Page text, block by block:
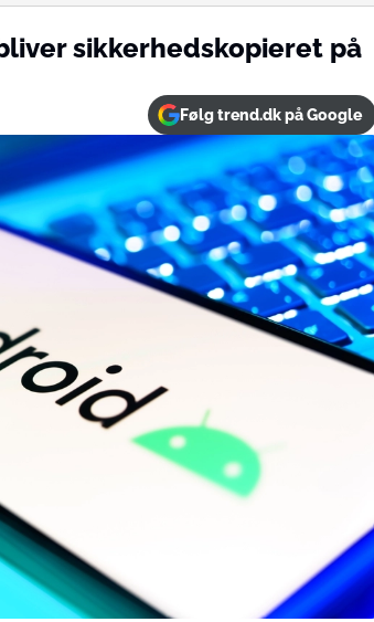
sikkerhedskopieret på
Følg trend.dk på Google